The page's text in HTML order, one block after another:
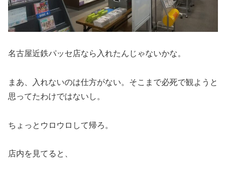
名古屋近鉄パッセ店なら入れたんじゃないかな。
まあ、入れないのは仕方がない。そこまで必死で観ようと
思ってたわけではないし。
ちょっとウロウロして帰ろ。
店内を見てると、